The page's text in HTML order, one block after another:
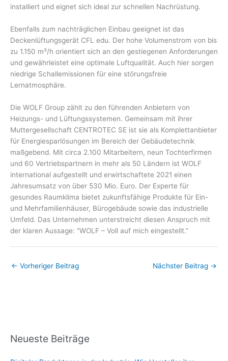
installiert und eignet sich ideal zur schnellen Nachrüstung.
Ebenfalls zum nachträglichen Einbau geeignet ist das
Deckenlüftungsgerät CFL edu. Der hohe Volumenstrom von bis
zu 1.150 m³/h orientiert sich an den gestiegenen Anforderungen
und gewährleistet eine optimale Luftqualität. Auch hier sorgen
niedrige Schallemissionen für eine störungsfreie
Lernatmosphäre.
Die WOLF Group zählt zu den führenden Anbietern von
Heizungs- und Lüftungssystemen. Gemeinsam mit ihrer
Muttergesellschaft CENTROTEC SE ist sie als Komplettanbieter
für Energiesparlösungen im Bereich der Gebäudetechnik
maßgebend. Mit circa 2.100 Mitarbeitern, neun Tochterfirmen
und 60 Vertriebspartnern in mehr als 50 Ländern ist WOLF
international aufgestellt und erwirtschaftete 2021 einen
Jahresumsatz von über 530 Mio. Euro. Der Experte für
gesundes Raumklima bietet zukunftsfähige Produkte für Ein-
und Mehrfamilienhäuser, Bürogebäude sowie das industrielle
Umfeld. Das Unternehmen unterstreicht diesen Anspruch mit
der klaren Aussage: “WOLF – Voll auf mich eingestellt.”
← Vorheriger Beitrag Nächster Beitrag →
Neueste Beiträge